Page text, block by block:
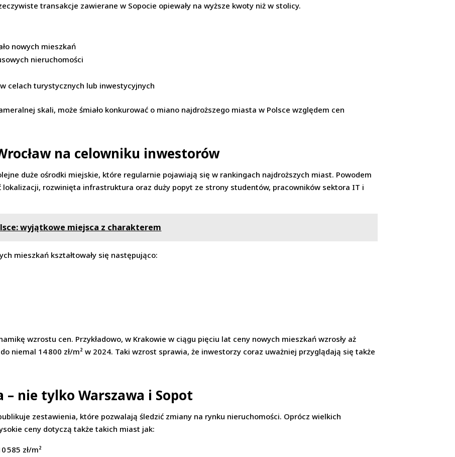
transakcje zawierane w Sopocie opiewały na wyższe kwoty niż w stolicy.
nowych mieszkań
nieruchomości
celach turystycznych lub inwestycyjnych
skali, może śmiało konkurować o miano najdroższego miasta w Polsce względem cen
na celowniku inwestorów
duże ośrodki miejskie, które regularnie pojawiają się w rankingach najdroższych miast. Powodem
lokalizacji, rozwinięta infrastruktura oraz duży popyt ze strony studentów, pracowników sektora IT i
wyjątkowe miejsca z charakterem
mieszkań kształtowały się następująco:
wzrostu cen. Przykładowo, w Krakowie w ciągu pięciu lat ceny nowych mieszkań wzrosły aż
niemal 14 800 zł/m² w 2024. Taki wzrost sprawia, że inwestorzy coraz uważniej przyglądają się także
– nie tylko Warszawa i Sopot
zestawienia, które pozwalają śledzić zmiany na rynku nieruchomości. Oprócz wielkich
ceny dotyczą także takich miast jak:
585 zł/m²